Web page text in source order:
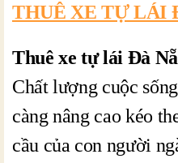
THUÊ XE TỰ LÁI
Thuê xe tự lái Đà
Chất lượng cuộc
càng nâng cao kéo
cầu của con người